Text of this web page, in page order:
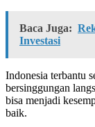
Baca Juga:
Investasi
Indonesia terbantu
bersinggungan
bisa menjadi
baik.